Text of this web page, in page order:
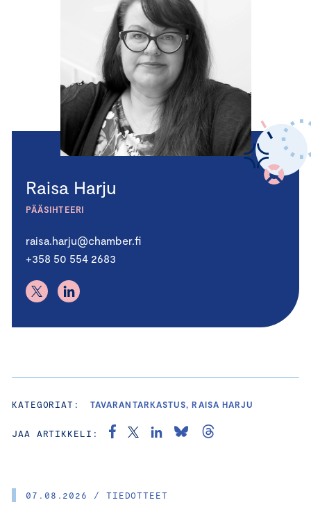
07.08.2026 / TIEDOTTEET
Raisa Harju
PÄÄSIHTEERI
raisa.harju@chamber.fi
+358 50 554 2683
KATEGORIAT: TAVARANTARKASTUS, RAISA HARJU
JAA ARTIKKELI: